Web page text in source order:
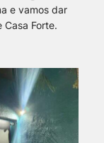
e vamos dar
Casa Forte.